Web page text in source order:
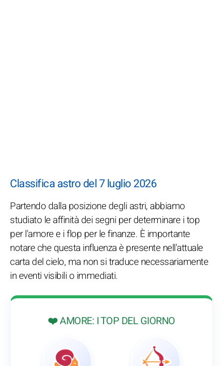
Classifica astro del 7 luglio 2026
Partendo dalla posizione degli astri, abbiamo
studiato le affinità dei segni per determinare i top
per l'amore e i flop per le finanze. È importante
notare che questa influenza è presente nell'attuale
carta del cielo, ma non si traduce necessariamente
in eventi visibili o immediati.
❤️ AMORE: I TOP DEL GIORNO